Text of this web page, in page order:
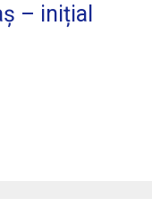
– inițial